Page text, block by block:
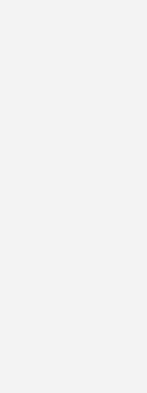
einverstanden, über
eine Abmeldung ist
mit Daten finden Sie